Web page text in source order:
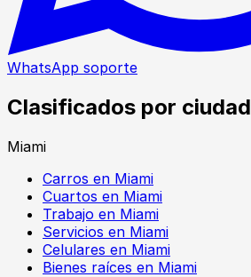
WhatsApp soporte
Clasificados por ciudad
Miami
Carros en Miami
Cuartos en Miami
Trabajo en Miami
Servicios en Miami
Celulares en Miami
Bienes raíces en Miami